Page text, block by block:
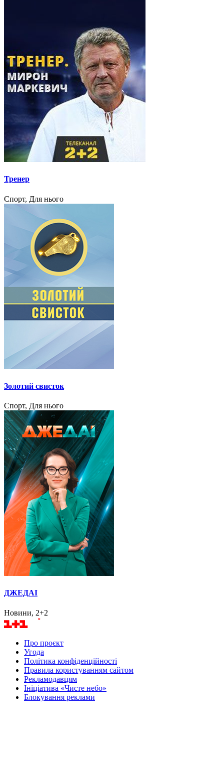
Тренер
Спорт, Для нього
Золотий свисток
Спорт, Для нього
ДЖЕДАІ
Новини, 2+2
Про проєкт
Угода
Політика конфіденційності
Правила користуванням сайтом
Рекламодавцям
Ініціатива «Чисте небо»
Блокування реклами